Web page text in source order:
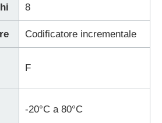
umana
8
Codificatore incrementale
F
-20°C a 80°C